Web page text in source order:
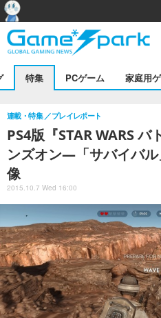
特集 PCゲーム 家庭用
PS4版『STAR WARS
ンズオン―「サバイバ
像
連載・特集 プレイレポート
2015.10.7 Wed 16:00